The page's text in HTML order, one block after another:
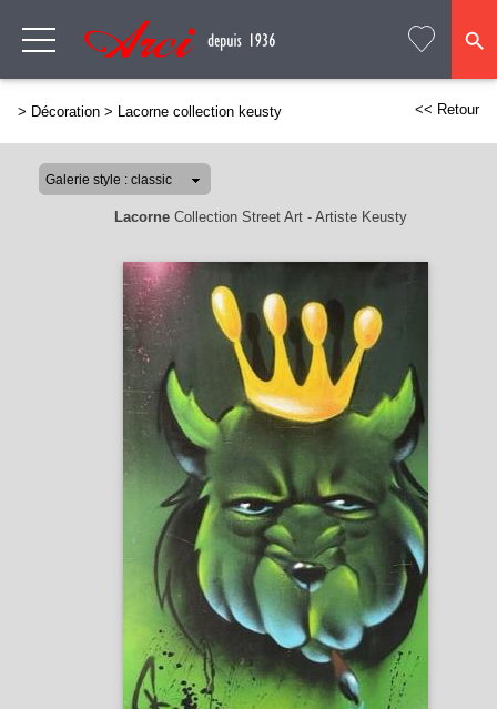
> Décoration > Lacorne collection keusty << Retour
LacorneCollection Street Art - Artiste Keusty